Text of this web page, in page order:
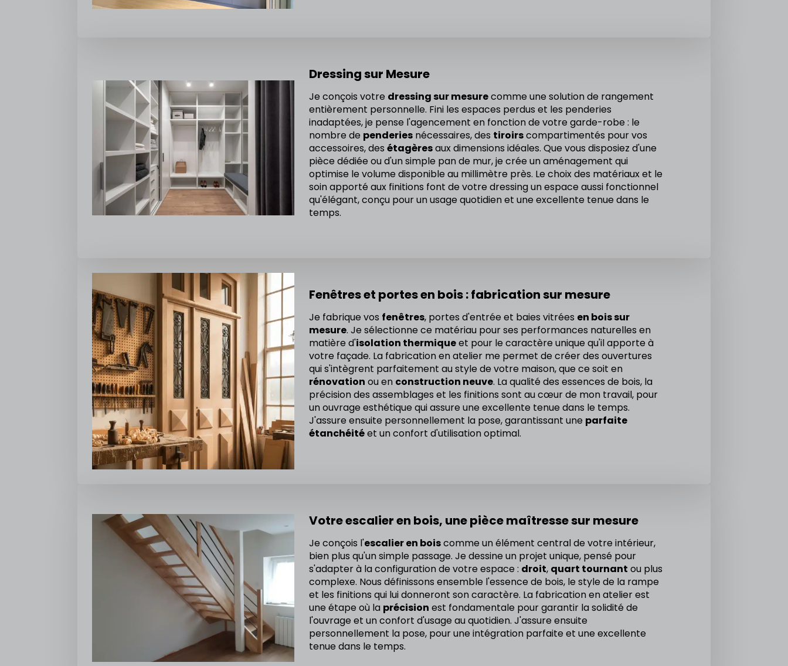
Dressing sur Mesure
Je conçois votre dressing sur mesurecomme une solution de rangement
entièrement personnelle. Fini les espaces perdus et les penderies
inadaptées, je pense l'agencement en fonction de votre garde-robe : le
nombre de penderiesnécessaires, des tiroirscompartimentés pour vos
accessoires, des étagèresaux dimensions idéales. Que vous disposiez d'une
pièce dédiée ou d'un simple pan de mur, je crée un aménagement qui
optimise le volume disponible au millimètre près. Le choix des matériaux et le
soin apporté aux finitions font de votre dressing un espace aussi fonctionnel
qu'élégant, conçu pour un usage quotidien et une excellente tenue dans le
temps.
Fenêtres et portes en bois : fabrication sur mesure
Je fabrique vos fenêtres, portes d'entrée et baies vitrées en bois sur
mesure. Je sélectionne ce matériau pour ses performances naturelles en
matière d'isolation thermiqueet pour le caractère unique qu'il apporte à
votre façade. La fabrication en atelier me permet de créer des ouvertures
qui s'intègrent parfaitement au style de votre maison, que ce soit en
rénovation ou en construction neuve. La qualité des essences de bois, la
précision des assemblages et les finitions sont au cœur de mon travail, pour
un ouvrage esthétique qui assure une excellente tenue dans le temps.
J'assure ensuite personnellement la pose, garantissant une parfaite
étanchéitéet un confort d'utilisation optimal.
Votre escalier en bois, une pièce maîtresse sur mesure
Je conçois l'escalier en boiscomme un élément central de votre intérieur,
bien plus qu'un simple passage. Je dessine un projet unique, pensé pour
s'adapter à la configuration de votre espace : droit, quart tournant ou plus
complexe. Nous définissons ensemble l'essence de bois, le style de la rampe
et les finitions qui lui donneront son caractère. La fabrication en atelier est
une étape où la précision est fondamentale pour garantir la solidité de
l'ouvrage et un confort d'usage au quotidien. J'assure ensuite
personnellement la pose, pour une intégration parfaite et une excellente
tenue dans le temps.